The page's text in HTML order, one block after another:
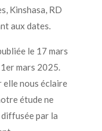
Kinshasa, RD
aux dates.
le 17 mars
mars 2025.
elle nous éclaire
étude ne
par la